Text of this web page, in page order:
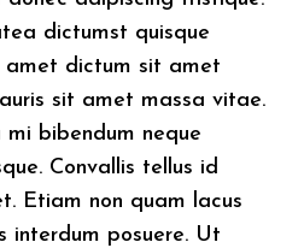
dictumst quisque
amet dictum sit amet
sit amet massa vitae.
mi bibendum neque
Convallis tellus id
Etiam non quam lacus
interdum posuere. Ut